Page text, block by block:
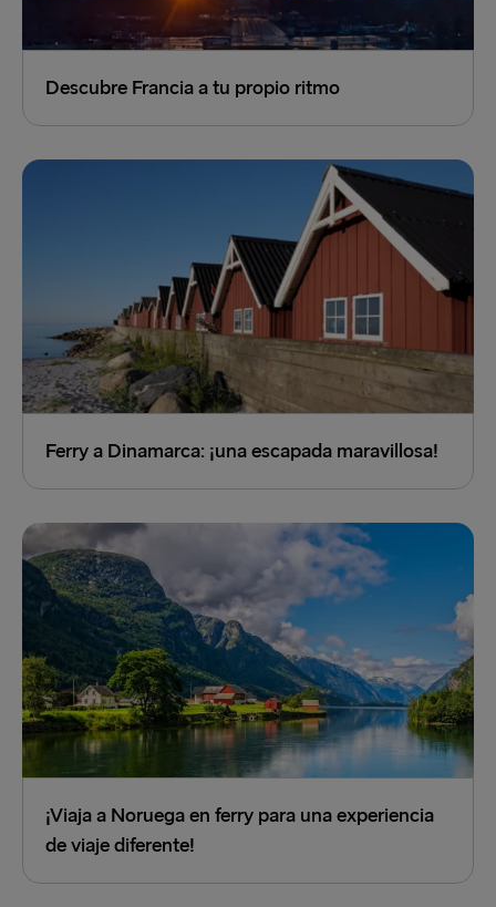
Descubre Francia a tu propio ritmo
Ferry a Dinamarca: ¡una escapada maravillosa!
¡Viaja a Noruega en ferry para una experiencia
de viaje diferente!